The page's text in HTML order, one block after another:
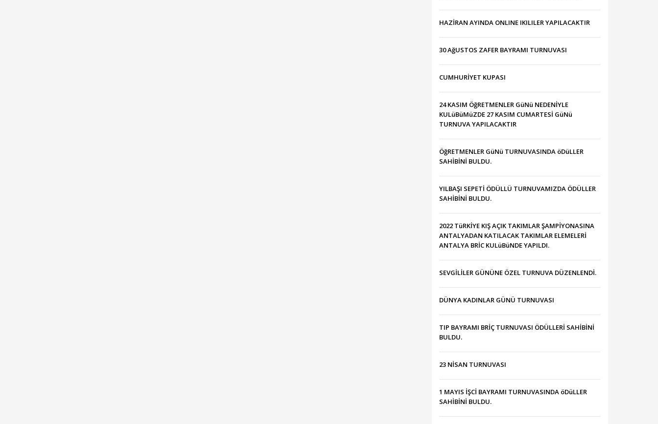
HAZİRAN AYINDA ONLINE IKILILER YAPILACAKTIR
30 AğUSTOS ZAFER BAYRAMI TURNUVASI
CUMHURİYET KUPASI
24 KASIM ÖğRETMENLER GüNü NEDENİYLE
KULüBüMüZDE 27 KASIM CUMARTESİ GüNü
TURNUVA YAPILACAKTIR
ÖğRETMENLER GüNü TURNUVASINDA öDüLLER
SAHİBİNİ BULDU.
YILBAŞI SEPETİ ÖDÜLLÜ TURNUVAMIZDA ÖDÜLLER
SAHİBİNİ BULDU.
2022 TüRKİYE KIŞ AÇIK TAKIMLAR ŞAMPİYONASINA
ANTALYADAN KATILACAK TAKIMLAR ELEMELERİ
ANTALYA BRİC KULüBüNDE YAPILDI.
SEVGİLİLER GÜNÜNE ÖZEL TURNUVA DÜZENLENDİ.
DÜNYA KADINLAR GÜNÜ TURNUVASI
TIP BAYRAMI BRİÇ TURNUVASI ÖDÜLLERİ SAHİBİNİ
BULDU.
23 NİSAN TURNUVASI
1 MAYIS İŞCİ BAYRAMI TURNUVASINDA öDüLLER
SAHİBİNİ BULDU.